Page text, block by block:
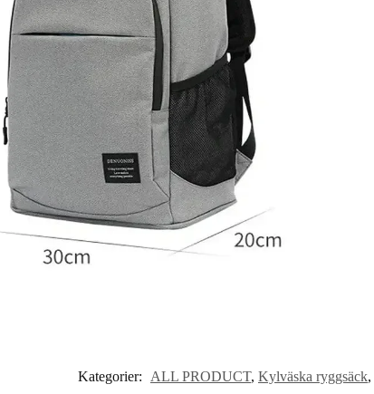
Kategorier: ALL PRODUCT, Kylväska ryggsäck,